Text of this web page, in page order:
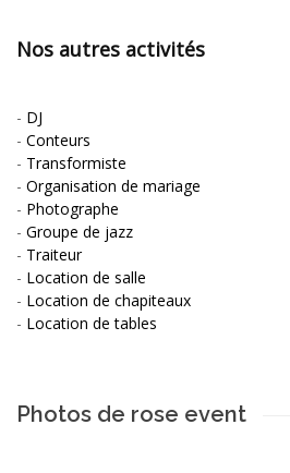
Nos autres activités
- DJ
- Conteurs
- Transformiste
- Organisation de mariage
- Photographe
- Groupe de jazz
- Traiteur
- Location de salle
- Location de chapiteaux
- Location de tables
Photos de rose event